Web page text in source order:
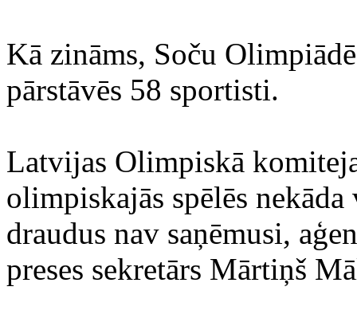
Kā zināms, Soču
pārstāvēs 58 sportisti.
Latvijas Olimpiskā
olimpiskajās spēlēs
draudus nav saņēmusi,
preses sekretārs Mārtiņš